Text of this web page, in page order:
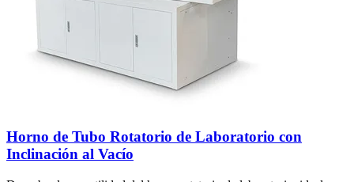
Horno de Tubo Rotatorio de Laboratorio con
Inclinación al Vacío